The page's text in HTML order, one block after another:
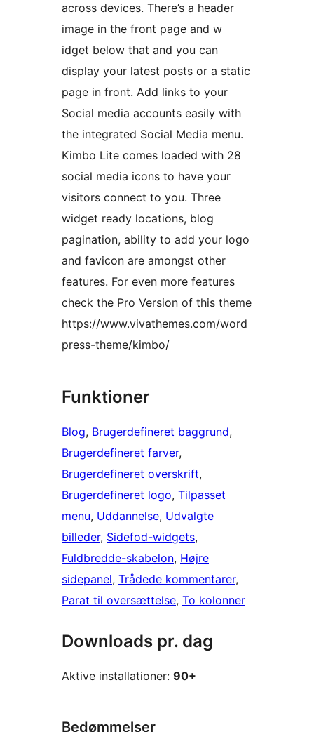
across devices. There’s a header
image in the front page and w
idget below that and you can
display your latest posts or a static
page in front. Add links to your
Social media accounts easily with
the integrated Social Media menu.
Kimbo Lite comes loaded with 28
social media icons to have your
visitors connect to you. Three
widget ready locations, blog
pagination, ability to add your logo
and favicon are amongst other
features. For even more features
check the Pro Version of this theme
https://www.vivathemes.com/word
press-theme/kimbo/
Funktioner
Blog, Brugerdefineret baggrund
Brugerdefineret farver
Brugerdefineret overskrift
Brugerdefineret logo, Tilpasset
menu, Uddannelse, Udvalgte
billeder, Sidefod-widgets
Fuldbredde-skabelon, Højre
sidepanel, Trådede kommentarer
Parat til oversættelse, To kolonner
Downloads pr. dag
Aktive installationer: 90+
Bedømmelser